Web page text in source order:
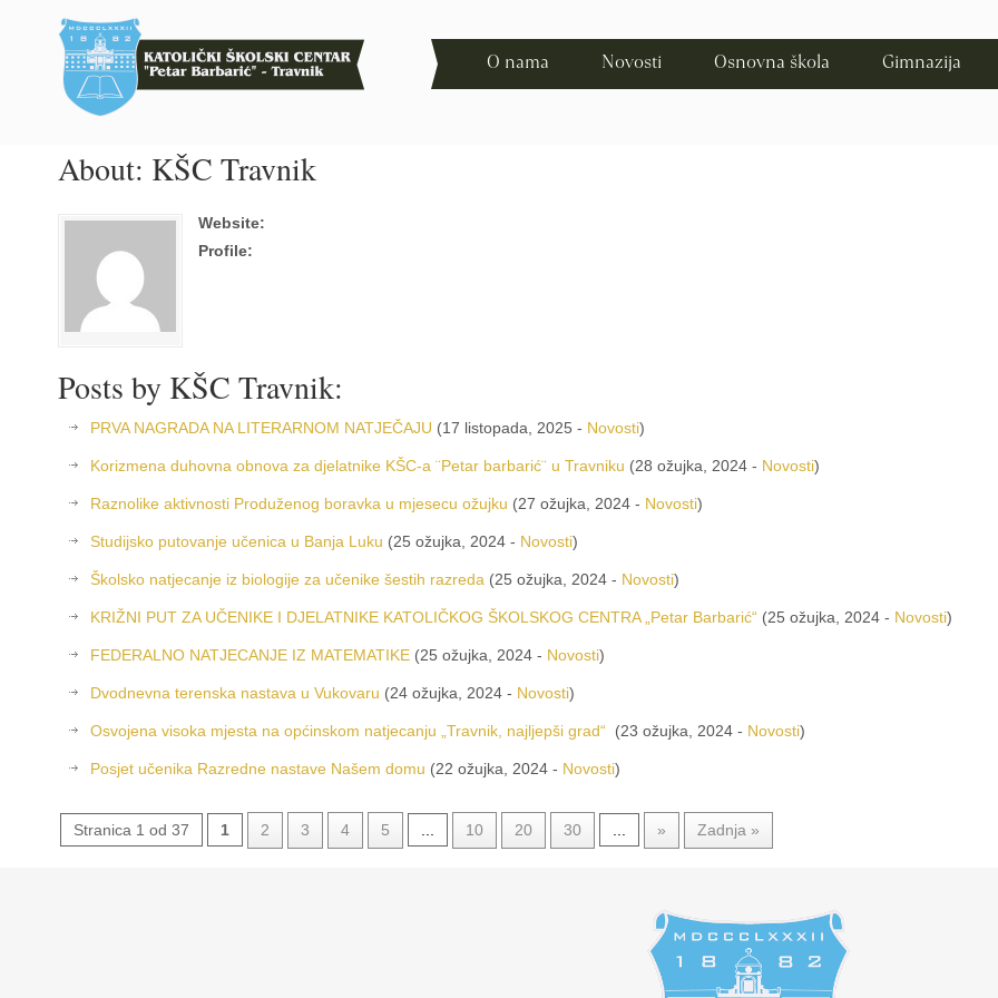
O nama Novosti Osnovna škola Gimnazija
About: KŠC Travnik
Website:
Profile:
Posts by KŠC Travnik:
PRVA NAGRADA NA LITERARNOM NATJEČAJU (17 listopada, 2025 - Novosti)
Korizmena duhovna obnova za djelatnike KŠC-a ¨Petar barbarić¨ u Travniku (28 ožujka, 2024 - Novosti)
Raznolike aktivnosti Produženog boravka u mjesecu ožujku (27 ožujka, 2024 - Novosti)
Studijsko putovanje učenica u Banja Luku (25 ožujka, 2024 - Novosti)
Školsko natjecanje iz biologije za učenike šestih razreda (25 ožujka, 2024 - Novosti)
KRIŽNI PUT ZA UČENIKE I DJELATNIKE KATOLIČKOG ŠKOLSKOG CENTRA „Petar Barbarić“ (25 ožujka, 2024 - Novosti)
FEDERALNO NATJECANJE IZ MATEMATIKE (25 ožujka, 2024 - Novosti)
Dvodnevna terenska nastava u Vukovaru (24 ožujka, 2024 - Novosti)
Osvojena visoka mjesta na općinskom natjecanju „Travnik, najljepši grad“ (23 ožujka, 2024 - Novosti)
Posjet učenika Razredne nastave Našem domu (22 ožujka, 2024 - Novosti)
Stranica 1 od 37 1 2 3 4 5 10 20 30 » Zadnja »